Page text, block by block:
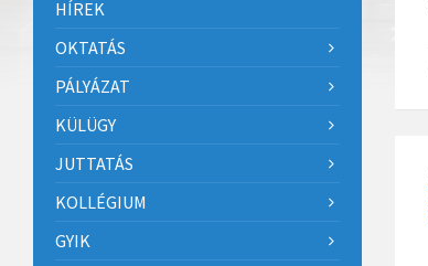
HÍREK
OKTATÁS
PÁLYÁZAT
KÜLÜGY
JUTTATÁS
KOLLÉGIUM
GYIK